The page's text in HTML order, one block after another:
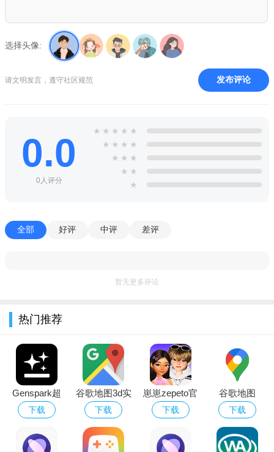
1、通过这款软件，你还可以学习到更多的医学技术，让自己
的医术更高。
2、医生还可以在线管理自己的患者，让工作更加轻松简单。
3、你还可以在线收到更多的新信息，不错过每一条重要的任
4、这款软件的使用也非常简单，你只要登录个人中心就可以
使用了。
小编评测
该软件帮助用户直接在线管理患者的疾病情况，合理的利用
选择头像:
请文明发言，遵守社区规范 发布评论
0.0
0人评分
★ ★ ★ ★ ★
★ ★ ★ ★
★ ★ ★
★ ★
★
全部 好评 中评 差评
暂无更多评论
热门推荐
Genspark超
级智能体官方
下载
谷歌地图3d实
景地图手机下
载中文版
下载
崽崽zepeto官
方版最新版本
下载
谷歌地图
google maps
下载安装最新
版
下载